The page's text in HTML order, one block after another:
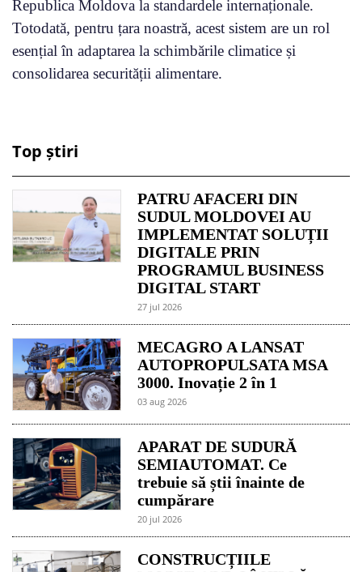
Republica Moldova la standardele internaționale.
Totodată, pentru țara noastră, acest sistem are un rol
esențial în adaptarea la schimbările climatice și
consolidarea securității alimentare.
Top știri
PATRU AFACERI DIN
SUDUL MOLDOVEI AU
IMPLEMENTAT SOLUȚII
DIGITALE PRIN
PROGRAMUL BUSINESS
DIGITAL START
27 jul 2026
MECAGRO A LANSAT
AUTOPROPULSATA MSA
3000. Inovație 2 în 1
03 aug 2026
APARAT DE SUDURĂ
SEMIAUTOMAT. Ce
trebuie să știi înainte de
cumpărare
20 jul 2026
CONSTRUCȚIILE